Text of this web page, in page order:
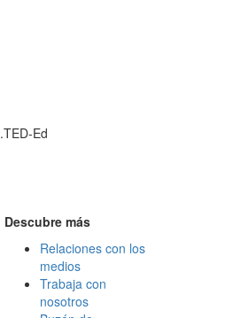
Ed
Descubre más
Relaciones con los
medios
Trabaja con
nosotros